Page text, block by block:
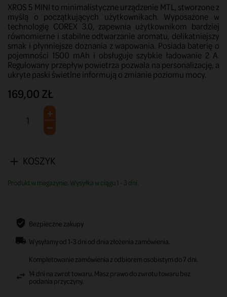
XROS 5 MINI to minimalistyczne urządzenie MTL, stworzone z
myślą o początkujących użytkownikach. Wyposażone w
technologię COREX 3.0, zapewnia użytkownikom bardziej
równomierne i stabilne odtwarzanie aromatu, delikatniejszy
smak i płynniejsze doznania z wapowania. Posiada baterię o
pojemności 1500 mAh i obsługuje szybkie ładowanie 2 A.
Regulowany przepływ powietrza pozwala na personalizację, a
ukryte paski świetlne informują o zmianie poziomu mocy.
169,00 ZŁ
KOSZYK
Produkt w magazynie. Wysyłka w ciągu 1 - 3 dni.
Bezpieczne zakupy
Wysyłamy od 1-3 dni od dnia złożenia zamówienia.
Kompletowanie zamówienia z odbiorem osobistym do 7 dni.
14 dni na zwrot towaru. Masz prawo do zwrotu towaru bez
podania przyczyny.